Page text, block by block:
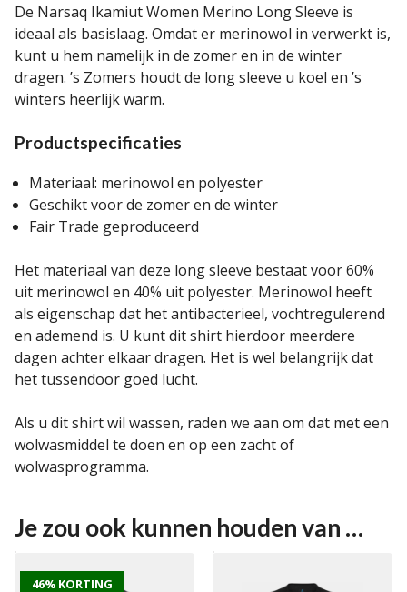
De Narsaq Ikamiut Women Merino Long Sleeve is
ideaal als basislaag. Omdat er merinowol in verwerkt is,
kunt u hem namelijk in de zomer en in de winter
dragen. ’s Zomers houdt de long sleeve u koel en ’s
winters heerlijk warm.
Productspecificaties
Materiaal: merinowol en polyester
Geschikt voor de zomer en de winter
Fair Trade geproduceerd
Het materiaal van deze long sleeve bestaat voor 60%
uit merinowol en 40% uit polyester. Merinowol heeft
als eigenschap dat het antibacterieel, vochtregulerend
en ademend is. U kunt dit shirt hierdoor meerdere
dagen achter elkaar dragen. Het is wel belangrijk dat
het tussendoor goed lucht.
Als u dit shirt wil wassen, raden we aan om dat met een
wolwasmiddel te doen en op een zacht of
wolwasprogramma.
Je zou ook kunnen houden van …
46% KORTING